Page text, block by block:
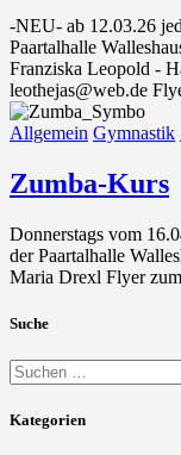
-NEU- ab 12.03.26
Paartalhalle
Franziska Leopold -
leothejas@web.de
Allgemein Gymnastik
Zumba-Kurs
Donnerstags vom
der Paartalhalle
Maria Drexl Flyer
Suche
Kategorien